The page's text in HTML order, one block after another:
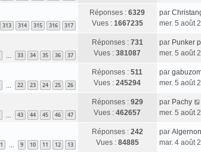
313 314 315 316 317
Réponses :6329
Vues : 1667235
par
mer. 5 août
33 34 35 36 37
Réponses : 731
Vues :381087
par Punker
mer. 5 août
22 23 24 25 26
Réponses :511
Vues :245294
par
mer. 5 août
43 44 45 46 47
Réponses : 929
Vues :462657
par Pachy
mer. 5 août
1 9 10 11 12 13
Réponses : 242
Vues : 84885
par Algernon
mar. 4 août